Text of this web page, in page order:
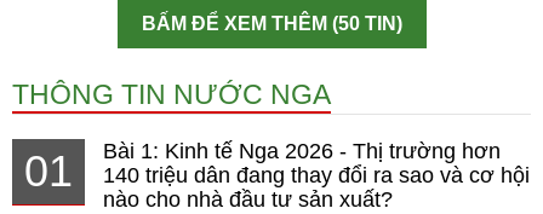
BẤM ĐỂ XEM THÊM (50 TIN)
THÔNG TIN NƯỚC NGA
01
Bài 1: Kinh tế Nga 2026 - Thị trường hơn
140 triệu dân đang thay đổi ra sao và cơ hội
nào cho nhà đầu tư sản xuất?